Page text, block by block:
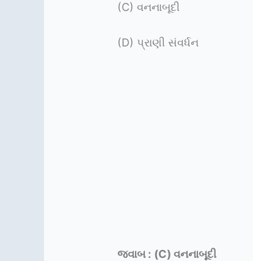
(C) વનનાબૂદી
(D) પ્રાણી સંવર્ધન
જવાબ : (C) વનનાબૂદી